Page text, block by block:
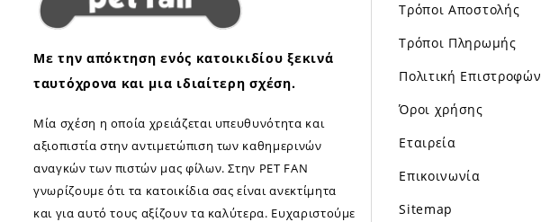
Με την απόκτηση ενός κατοικιδίου ξεκινά
ταυτόχρονα και μια ιδιαίτερη σχέση.
Μία σχέση η οποία χρειάζεται υπευθυνότητα και
αξιοπιστία στην αντιμετώπιση των καθημερινών
αναγκών των πιστών μας φίλων. Στην PET FAN
γνωρίζουμε ότι τα κατοικίδια σας είναι ανεκτίμητα
και για αυτό τους αξίζουν τα καλύτερα. Ευχαριστούμε
Τρόποι Αποστολής
Τρόποι Πληρωμής
Πολιτική Επιστροφών
Όροι χρήσης
Εταιρεία
Επικοινωνία
Sitemap